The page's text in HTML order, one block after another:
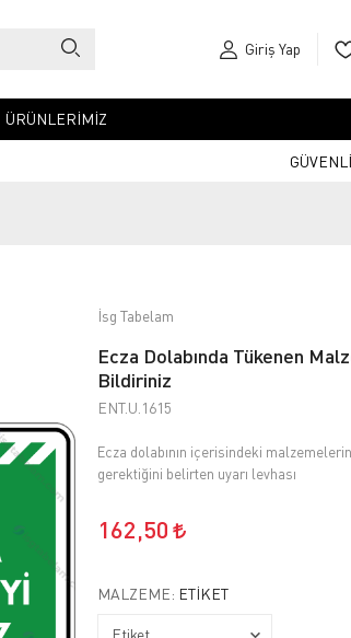
Giriş Yap
ÜRÜNLERİMİZ
İsg Tabelam
Ecza Dolabında Tükenen
Bildiriniz
ENT.U.1615
Ecza dolabının içerisindeki
gerektiğini belirten uyarı levhası
162,50
MALZEME: ETIKET